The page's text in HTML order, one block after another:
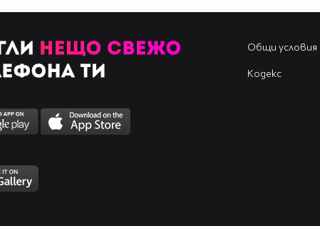
Общи условия
Кодекс